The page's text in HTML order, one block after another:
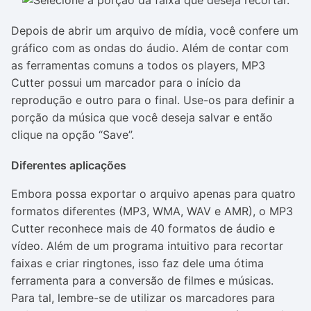
Depois de abrir um arquivo de mídia, você confere um
gráfico com as ondas do áudio. Além de contar com
as ferramentas comuns a todos os players, MP3
Cutter possui um marcador para o início da
reprodução e outro para o final. Use-os para definir a
porção da música que você deseja salvar e então
clique na opção “Save”.
Diferentes aplicações
Embora possa exportar o arquivo apenas para quatro
formatos diferentes (MP3, WMA, WAV e AMR), o MP3
Cutter reconhece mais de 40 formatos de áudio e
vídeo. Além de um programa intuitivo para recortar
faixas e criar ringtones, isso faz dele uma ótima
ferramenta para a conversão de filmes e músicas.
Para tal, lembre-se de utilizar os marcadores para